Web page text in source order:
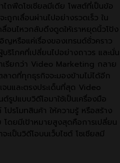
ไถฟีดโซเชียลมีเดีย โพสต์ที่เป็นข้อ
กเลื่อนผ่านไปอย่างรวดเร็ว ใน
อนไหวกลับดึงดูดให้เราหยุดนิ้วโป้ง
ญหรือแค่เรื่องของเทรนด์ชั่วคราว
โภคที่เปลี่ยนไปอย่างถาวร และนั่น
เรียกว่า Video Marketing กลาย
ลาดที่ทุกธุรกิจจะมองข้ามไม่ได้อีก
นและตรงประเด็นที่สุด Video
ปแบบวิดีโอมาใช้เป็นเครื่องมือ
ปรโมทสินค้า ให้ความรู้ หรือสร้าง
ดยมีเป้าหมายสูงสุดคือการเปลี่ยน
ะเป็นวิดีโอบนเว็บไซต์ โซเชียลมี